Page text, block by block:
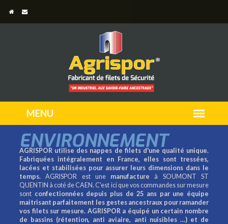
ENVIRONNEMENT
AGRISPOR utilise des nappes de filets d'une qualité unique.
Fabriquées intégralement en France, elles sont tressées,
lacées et stabilisées pour assurer leurs dimensions dans le
temps.AGRISPOR est une manufacture à SOUMONT ST
QUENTIN à coté de CAEN. C'est ici que vos commandes sur mesure
sont confectionnées depuis plus de 25 ans par une équipe
maitrisant parfaitement les gestes ancestraux pour ramander
vos filets sur mesure. AGRISPOR a équipé un certain nombre
de bassins (rétention, anti aviaire, anti nuisibles …) et de